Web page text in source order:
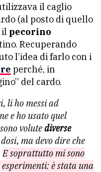
il caglio
(al posto di quello
il pecorino
Recuperando
l’idea di farlo con i
perché, in
del cardo.
li ho messi ad
e ho usato quel
volutediverse
ma devo dire che
E soprattutto mi sono
è stata una